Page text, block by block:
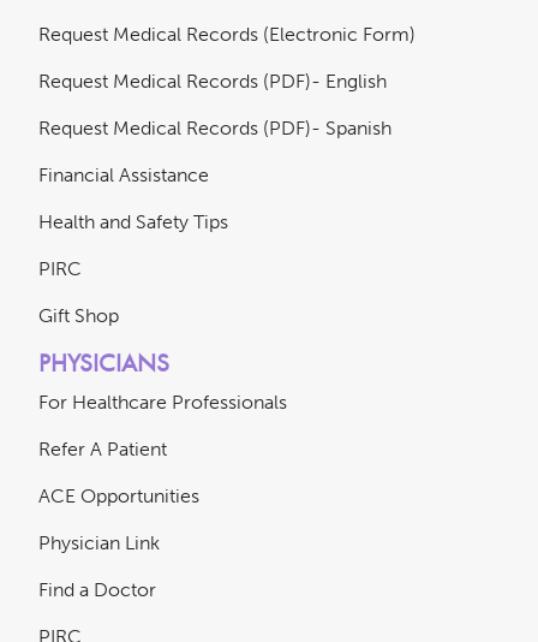
Request Medical Records (Electronic Form)
Request Medical Records (PDF)- English
Request Medical Records (PDF)- Spanish
Financial Assistance
Health and Safety Tips
PIRC
Gift Shop
PHYSICIANS
For Healthcare Professionals
Refer A Patient
ACE Opportunities
Physician Link
Find a Doctor
PIRC